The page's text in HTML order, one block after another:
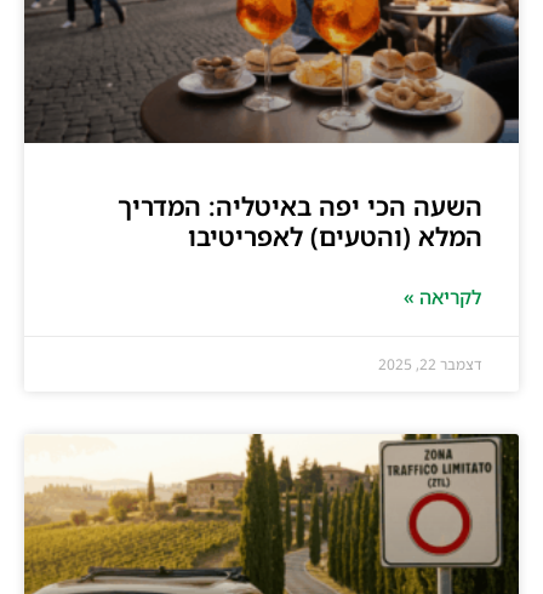
השעה הכי יפה באיטליה: המדריך
המלא (והטעים) לאפריטיבו
לקריאה »
דצמבר 22, 2025